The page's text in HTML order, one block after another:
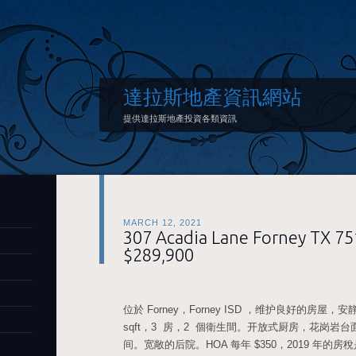
達拉斯地產資訊網站
提供達拉斯地產投資各類資訊
MARCH 12, 2021
307 Acadia Lane Forney TX
$289,900
位於 Forney，Forney ISD ，维护良好的房屋，安
sqft，3 房，2 個衛生間。开放式厨房，花岗岩台
间。宽敞的后院。HOA 每年 $350，2019 年的房